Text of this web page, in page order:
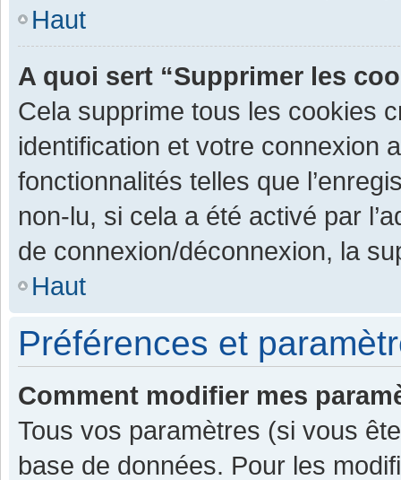
Haut
A quoi sert “Supprimer les
Cela supprime tous les cookies
identification et votre connexion
fonctionnalités telles que
non-lu, si cela a été activé par
de connexion/déconnexion, la
Haut
Préférences et
Comment modifier mes
Tous vos paramètres (si vous
base de données. Pour les